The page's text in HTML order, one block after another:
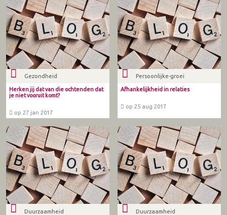
Gezondheid
Herken jij dat van die ochtenden dat
je niet vooruit komt?
op 27 jan 2017
Persoonlijke-groei
Afhankelijkheid in relaties
op 25 aug 2017
Duurzaamheid Duurzaamheid